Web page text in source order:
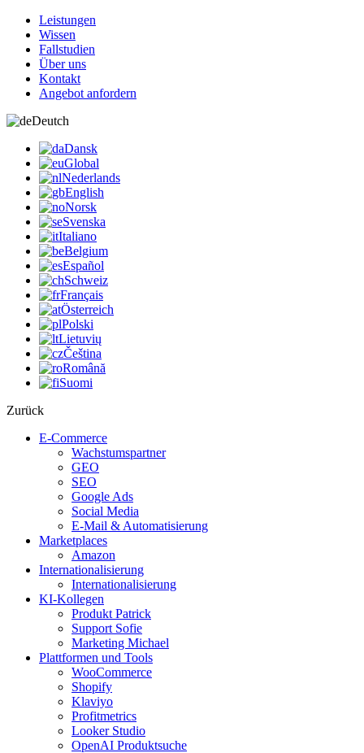
Leistungen
Wissen
Fallstudien
Über uns
Kontakt
Angebot anfordern
Deutch
Dansk
Global
Nederlands
English
Norsk
Svenska
Italiano
Belgium
Español
Schweiz
Français
Österreich
Polski
Lietuvių
Čeština
Română
Suomi
Zurück
E-Commerce
Wachstumspartner
GEO
SEO
Google Ads
Social Media
E-Mail & Automatisierung
Marketplaces
Amazon
Internationalisierung
Internationalisierung
KI-Kollegen
Produkt Patrick
Support Sofie
Marketing Michael
Plattformen und Tools
WooCommerce
Shopify
Klaviyo
Profitmetrics
Looker Studio
OpenAI Produktsuche